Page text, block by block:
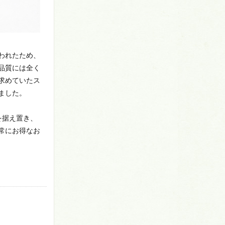
たため、
質には全く
めていたス
た。
え置き、
にお得なお